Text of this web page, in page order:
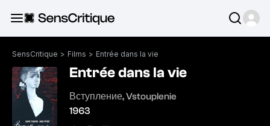
SensCritique > Films > Entrée dans la vie
Entrée dans la vie
Вступление, Vstouplenie
1963